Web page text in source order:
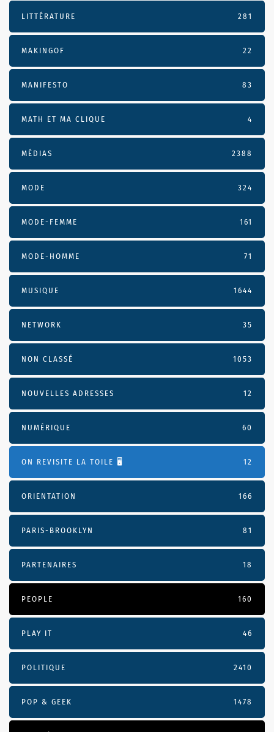
LITTÉRATURE 281
MAKINGOF 22
MANIFESTO 83
MATH ET MA CLIQUE 4
MÉDIAS 2388
MODE 324
MODE-FEMME 161
MODE-HOMME 71
MUSIQUE 1644
NETWORK 35
NON CLASSÉ 1053
NOUVELLES ADRESSES 12
NUMÉRIQUE 60
ON REVISITE LA TOILE 🖥️ 12
ORIENTATION 166
PARIS-BROOKLYN 81
PARTENAIRES 18
PEOPLE 160
PLAY IT 46
POLITIQUE 2410
POP & GEEK 1478